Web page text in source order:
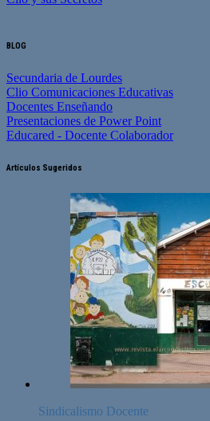
BLOG
Secundaria de Lourdes
Clio Comunicaciones Educativas
Docentes Enseñando
Presentaciones de Power Point
Educared - Docente Colaborador
Artículos Sugeridos
Sindicalismo Docente